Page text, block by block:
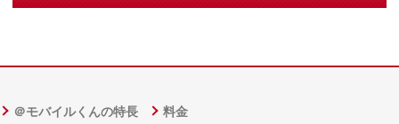
＠モバイルくんの特長 料金